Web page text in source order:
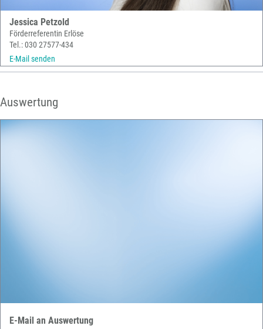
Jessica Petzold
Förderreferentin Erlöse
Tel.: 030 27577-434
E-Mail senden
Auswertung
E-Mail an Auswertung